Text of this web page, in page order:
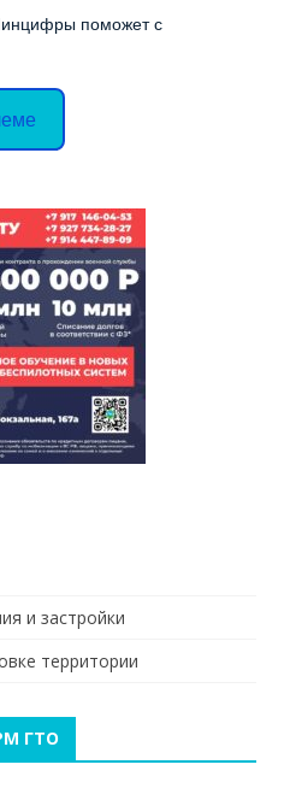
поможет с
и застройки
территории
ГТО